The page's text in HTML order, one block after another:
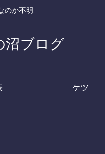
のか不明
沼ブログ
ケツ